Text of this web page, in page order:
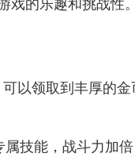
戏的乐趣和挑战性。
以领取到丰厚的
技能，战斗力加